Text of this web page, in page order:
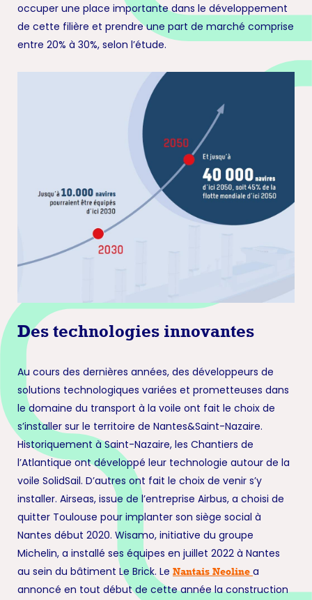
occuper une place importante dans le développement
de cette filière et prendre une part de marché comprise
entre 20% à 30%, selon l’étude.
Des technologies innovantes
Au cours des dernières années, des développeurs de
solutions technologiques variées et prometteuses dans
le domaine du transport à la voile ont fait le choix de
s’installer sur le territoire de Nantes&Saint-Nazaire.
Historiquement à Saint-Nazaire, les Chantiers de
l’Atlantique ont développé leur technologie autour de la
voile SolidSail. D’autres ont fait le choix de venir s’y
installer. Airseas, issue de l’entreprise Airbus, a choisi de
quitter Toulouse pour implanter son siège social à
Nantes début 2020. Wisamo, initiative du groupe
Michelin, a installé ses équipes en juillet 2022 à Nantes
au sein du bâtiment Le Brick. Le Nantais Neoline a
annoncé en tout début de cette année la construction